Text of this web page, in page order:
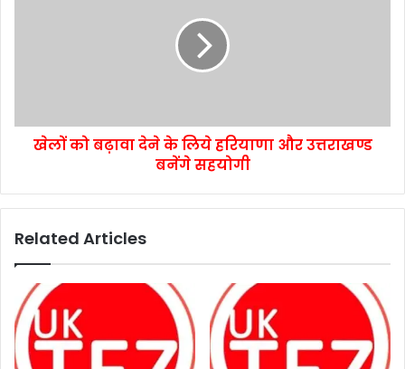
खेलों को बढ़ावा देने के लिये हरियाणा और उत्तराखण्ड
बनेंगे सहयोगी
Related Articles